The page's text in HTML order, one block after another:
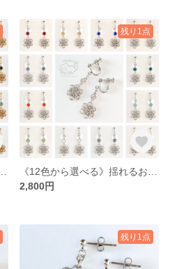
残り1点
2,800円
残り1点